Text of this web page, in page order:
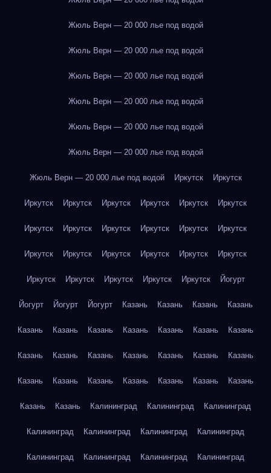
Жюль Верн — 20 000 лье под водой
Жюль Верн — 20 000 лье под водой
Жюль Верн — 20 000 лье под водой
Жюль Верн — 20 000 лье под водой
Жюль Верн — 20 000 лье под водой
Жюль Верн — 20 000 лье под водой
Жюль Верн — 20 000 лье под водой Иркутск Иркутск
Иркутск Иркутск Иркутск Иркутск Иркутск Иркутск
Иркутск Иркутск Иркутск Иркутск Иркутск Иркутск
Иркутск Иркутск Иркутск Иркутск Иркутск Иркутск
Иркутск Иркутск Иркутск Иркутск Иркутск Йогурт
Йогурт Йогурт Йогурт Казань Казань Казань Казань
Казань Казань Казань Казань Казань Казань Казань
Казань Казань Казань Казань Казань Казань Казань
Казань Казань Казань Казань Казань Казань Казань
Казань Казань Калининград Калининград Калининград
Калининград Калининград Калининград Калининград
Калининград Калининград Калининград Калининград